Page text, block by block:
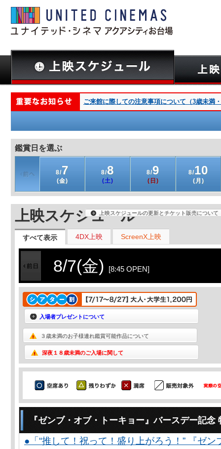
ご来館に際しての注意事項について（3歳未満
鑑賞日を選ぶ
8/7
(金)
8/8
(土)
8/9
(日)
8/10
(月)
上映スケジュール
すべて表示 4DX上映 ScreenX上映
上映スケジュールの更新とチケット販売について
8/7(金) [8:45 OPEN]
入場者プレゼントについて
３歳未満のお子様連れ鑑賞可能作品について
深夜１８歳未満のご入場に関して
『ゼンブ・オブ・トーキョー』バースデー記念
●「“推して！祝って！盛り上がろう！” 『ゼ